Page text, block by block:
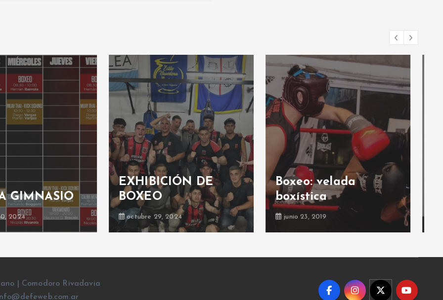
DE
29, 2024
Boxeo: velada
boxística
junio 23, 2019
Deportes de
contacto: ¡nueva
actividad!
junio 17, 2019
| Comodoro Rivadavia